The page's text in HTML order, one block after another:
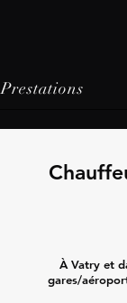
Prestations
À Vatry et
gares/